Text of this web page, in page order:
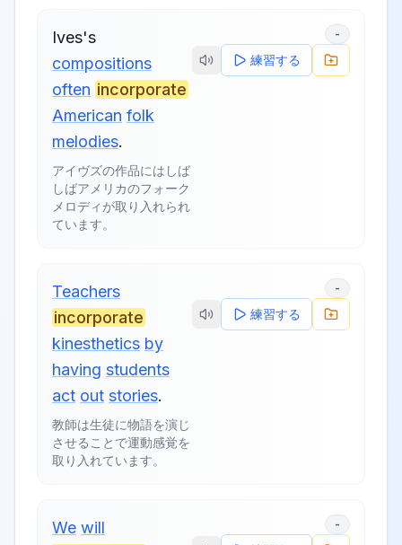
Ives's
compositions
often incorporate
American folk
melodies.
アイヴズの作品にはしば
しばアメリカのフォーク
メロディが取り入れられ
ています。
-
練習する
Teachers
incorporate
kinesthetics by
having students
act out stories.
教師は生徒に物語を演じ
させることで運動感覚を
取り入れています。
-
練習する
We will
-